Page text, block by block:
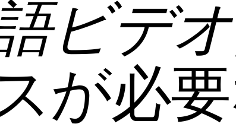
ビデ
が必